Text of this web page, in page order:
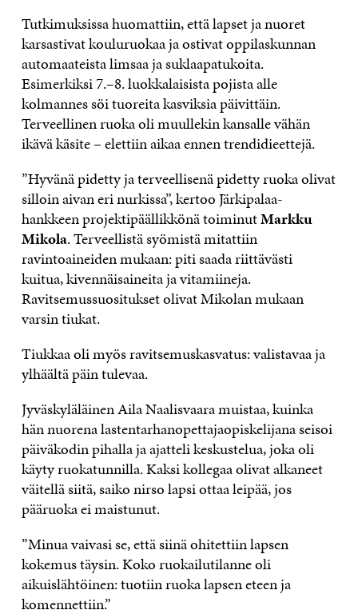
Tutkimuksissa huomattiin, että lapset ja nuoret
karsastivat kouluruokaa ja ostivat oppilaskunnan
automaateista limsaa ja suklaapatukoita.
Esimerkiksi 7.–8. luokkalaisista pojista alle
kolmannes söi tuoreita kasviksia päivittäin.
Terveellinen ruoka oli muullekin kansalle vähän
ikävä käsite – elettiin aikaa ennen trendidieettejä.
”Hyvänä pidetty ja terveellisenä pidetty ruoka olivat
silloin aivan eri nurkissa”, kertoo Järkipalaa-
hankkeen projektipäällikkönä toiminutMarkku
Mikola. Terveellistä syömistä mitattiin
ravintoaineiden mukaan: piti saada riittävästi
kuitua, kivennäisaineita ja vitamiineja.
Ravitsemussuositukset olivat Mikolan mukaan
varsin tiukat.
Tiukkaa oli myös ravitsemuskasvatus: valistavaa ja
ylhäältä päin tulevaa.
Jyväskyläläinen Aila Naalisvaara muistaa, kuinka
hän nuorena lastentarhanopettajaopiskelijana seisoi
päiväkodin pihalla ja ajatteli keskustelua, joka oli
käyty ruokatunnilla. Kaksi kollegaa olivat alkaneet
väitellä siitä, saiko nirso lapsi ottaa leipää, jos
pääruoka ei maistunut.
”Minua vaivasi se, että siinä ohitettiin lapsen
kokemus täysin. Koko ruokailutilanne oli
aikuislähtöinen: tuotiin ruoka lapsen eteen ja
komennettiin.”